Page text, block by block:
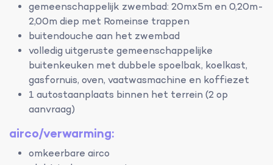
gemeenschappelijk zwembad: 20mx5m en 0,20m-
2,00m diep met Romeinse trappen
buitendouche aan het zwembad
volledig uitgeruste gemeenschappelijke
buitenkeuken met dubbele spoelbak, koelkast,
gasfornuis, oven, vaatwasmachine en koffiezet
1 autostaanplaats binnen het terrein (2 op
aanvraag)
airco/verwarming:
omkeerbare airco